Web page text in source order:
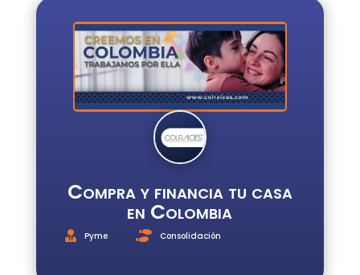
Compra y financia tu casa
en Colombia
Pyme Consolidación